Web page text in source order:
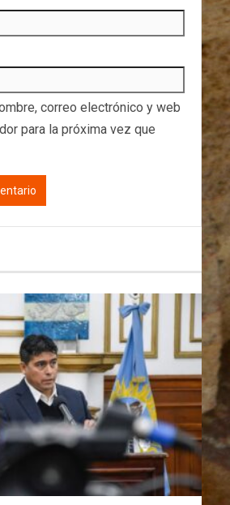
correo electrónico y web
para la próxima vez que